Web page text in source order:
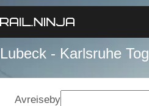
Lubeck - Karlsruhe Tog
Avreiseby